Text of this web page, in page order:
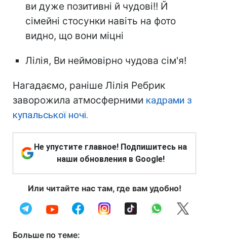
ви дуже позитивні й чудові!! Й
сімейні стосунки навіть на фото
видно, що вони міцні
Лілія, Ви неймовірно чудова сім'я!
Нагадаємо, раніше Лілія Ребрик
заворожила атмосферними кадрами з
купальської ночі.
Не упустите главное! Подпишитесь на
наши обновления в Google!
Или читайте нас там, где вам удобно!
Больше по теме: